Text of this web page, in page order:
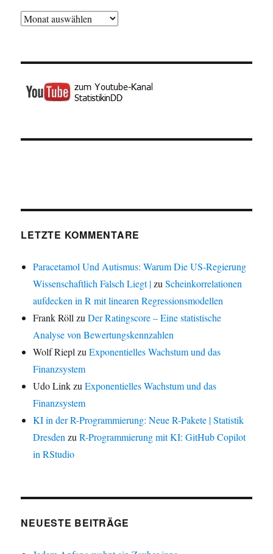
Archiv
LETZTE KOMMENTARE
Paracetamol Und Autismus: Warum Die US-Regierung
Wissenschaftlich Falsch Liegt |zuScheinkorrelationen
aufdecken in R mit linearen Regressionsmodellen
Frank Röll zuDer Ratingscore – Eine statistische
Analyse von Bewertungskennzahlen
Wolf Riepl zuExponentielles Wachstum und das
Finanzsystem
Udo LinkzuExponentielles Wachstum und das
Finanzsystem
KI in der R-Programmierung: Neue R-Pakete | Statistik
Dresden zuR-Programmierung mit KI: GitHub Copilot
in RStudio
NEUESTE BEITRÄGE